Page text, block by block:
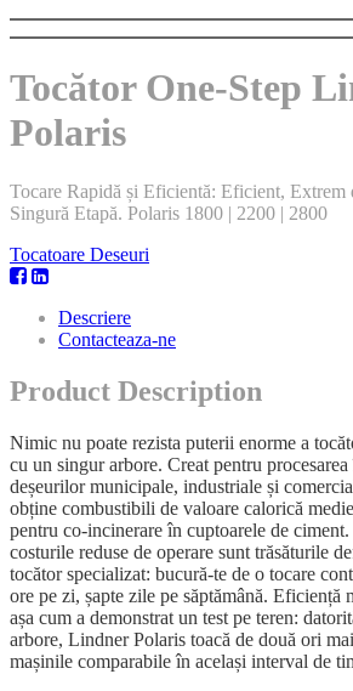
Tocător One-Step
Polaris
Tocare Rapidă și Eficientă: Eficient,
Singură Etapă. Polaris 1800 | 2200 | 2800
Tocatoare Deseuri
Descriere
Contacteaza-ne
Product Description
Nimic nu poate rezista puterii enorme a
cu un singur arbore. Creat pentru
deșeurilor municipale, industriale și
obține combustibili de valoare calorică
pentru co-incinerare în cuptoarele de
costurile reduse de operare sunt trăsăturile
tocător specializat: bucură-te de o tocare
ore pe zi, șapte zile pe săptămână. Eficiență
așa cum a demonstrat un test pe teren:
arbore, Lindner Polaris toacă de două ori
mașinile comparabile în același interval de